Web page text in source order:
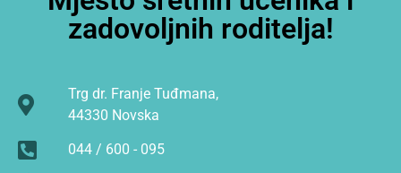
zadovoljnih roditelja!
Trg dr. Franje Tuđmana,
44330 Novska
044 / 600 - 095